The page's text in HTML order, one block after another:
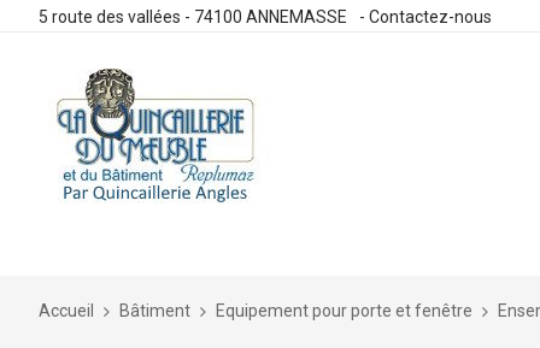
5 route des vallées - 74100 ANNEMASSE - Contactez-nous
Accueil Bâtiment Equipement pour porte et fenêtre